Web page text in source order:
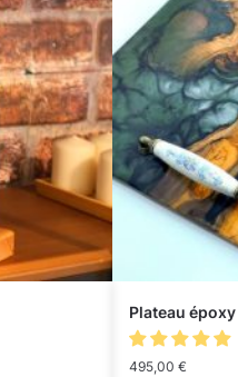
Plateau
495,00 €